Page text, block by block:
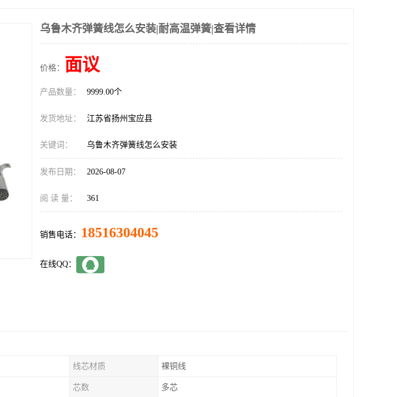
乌鲁木齐弹簧线怎么安装|耐高温弹簧|查看详情
价格： 面议
产品数量： 9999.00个
发货地址： 江苏省扬州宝应县
关键词： 乌鲁木齐弹簧线怎么安装
发布日期： 2026-08-07
阅 读 量： 361
销售电话： 18516304045
在线QQ：
线芯材质 裸铜线
芯数 多芯